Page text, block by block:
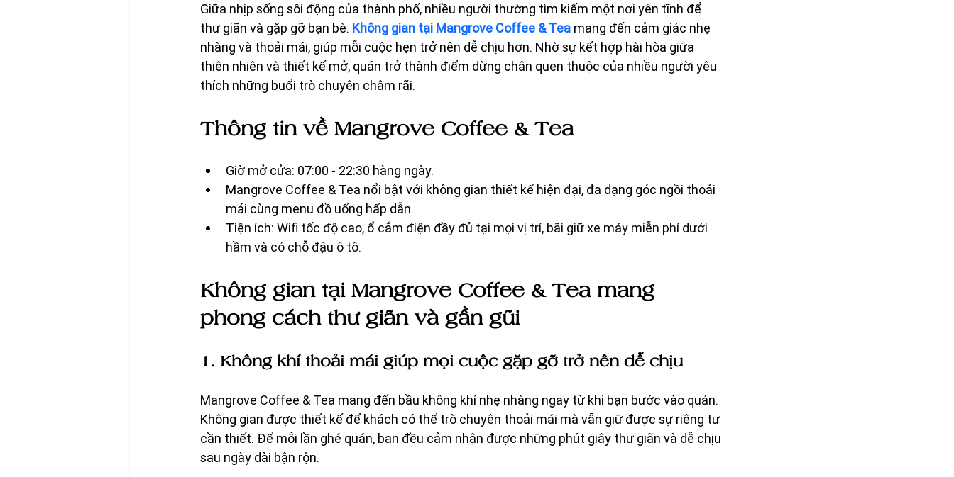
Giữa nhịp sống sôi động của thành phố, nhiều người thường tìm kiếm một nơi yên tĩnh để
thư giãn và gặp gỡ bạn bè. Không gian tại Mangrove Coffee & Tea mang đến cảm giác nhẹ
nhàng và thoải mái, giúp mỗi cuộc hẹn trở nên dễ chịu hơn. Nhờ sự kết hợp hài hòa giữa
thiên nhiên và thiết kế mở, quán trở thành điểm dừng chân quen thuộc của nhiều người yêu
thích những buổi trò chuyện chậm rãi.
Thông tin về Mangrove Coffee & Tea
Giờ mở cửa: 07:00 - 22:30 hàng ngày.
Mangrove Coffee & Tea nổi bật với không gian thiết kế hiện đại, đa dạng góc ngồi thoải
mái cùng menu đồ uống hấp dẫn.
Tiện ích: Wifi tốc độ cao, ổ cắm điện đầy đủ tại mọi vị trí, bãi giữ xe máy miễn phí dưới
hầm và có chỗ đậu ô tô.
Không gian tại Mangrove Coffee & Tea mang
phong cách thư giãn và gần gũi
1. Không khí thoải mái giúp mọi cuộc gặp gỡ trở nên dễ chịu
Mangrove Coffee & Tea mang đến bầu không khí nhẹ nhàng ngay từ khi bạn bước vào quán.
Không gian được thiết kế để khách có thể trò chuyện thoải mái mà vẫn giữ được sự riêng tư
cần thiết. Để mỗi lần ghé quán, bạn đều cảm nhận được những phút giây thư giãn và dễ chịu
sau ngày dài bận rộn.